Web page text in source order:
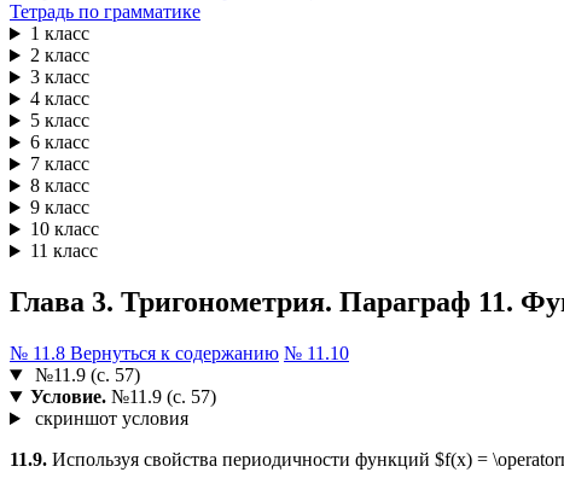
Тетрадь по грамматике
1 класс
2 класс
3 класс
4 класс
5 класс
6 класс
7 класс
8 класс
9 класс
10 класс
11 класс
Глава 3. Тригонометрия. Параграф 11.
№ 11.8 Вернуться к содержанию № 11.10
№11.9 (с. 57)
Условие.№11.9 (с. 57)
скриншот условия
11.9. Используя свойства периодичности функций $f(x) =